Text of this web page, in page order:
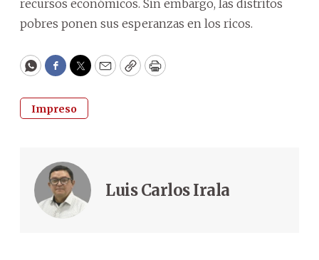
recursos económicos. Sin embargo, las distritos
pobres ponen sus esperanzas en los ricos.
WhatsApp
Facebook
Twitter
EmailCopyPrint
Impreso
Luis Carlos Irala